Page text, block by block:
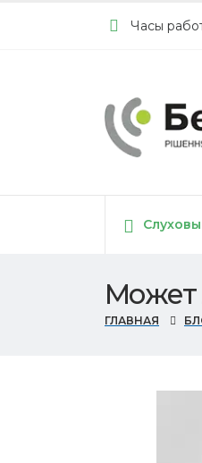
Часы
Может
ГЛАВНАЯ